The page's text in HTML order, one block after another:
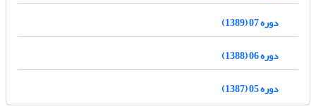
دوره 07 (1389)
دوره 06 (1388)
دوره 05 (1387)